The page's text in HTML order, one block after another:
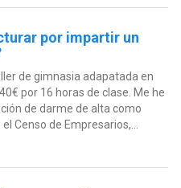
por impartir un
de gimnasia adapatada en
por 16 horas de clase. Me he
de darme de alta como
Censo de Empresarios,...